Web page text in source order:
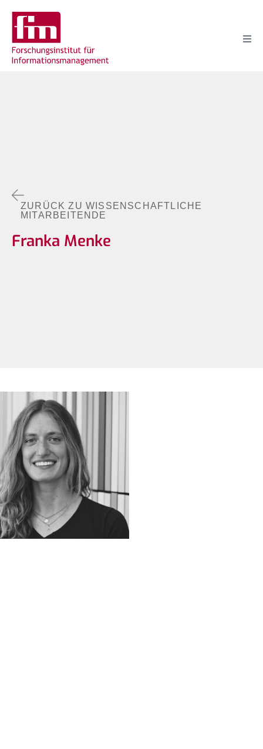
ZURÜCK ZU WISSENSCHAFTLICHE
MITARBEITENDE
Franka Menke